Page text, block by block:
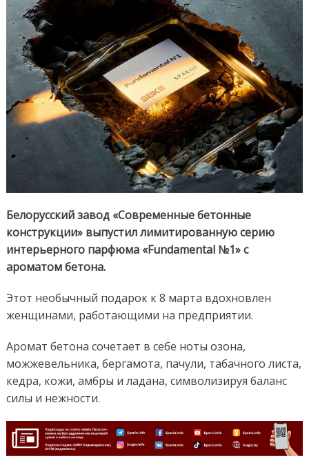
Белорусский завод «Современные бетонные
конструкции» выпустил лимитированную серию
интерьерного парфюма «Fundamental №1» с
ароматом бетона.
Этот необычный подарок к 8 марта вдохновлен
женщинами, работающими на предприятии.
Аромат бетона сочетает в себе ноты озона,
можжевельника, бергамота, пачули, табачного листа,
кедра, кожи, амбры и ладана, символизируя баланс
силы и нежности.